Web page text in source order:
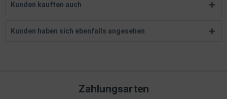
Kunden kauften auch
Kunden haben sich ebenfalls angesehen
Zahlungsarten